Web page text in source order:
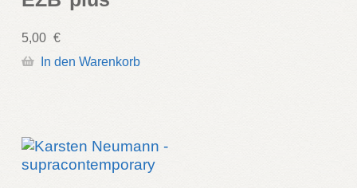
5,00 €
In den Warenkorb